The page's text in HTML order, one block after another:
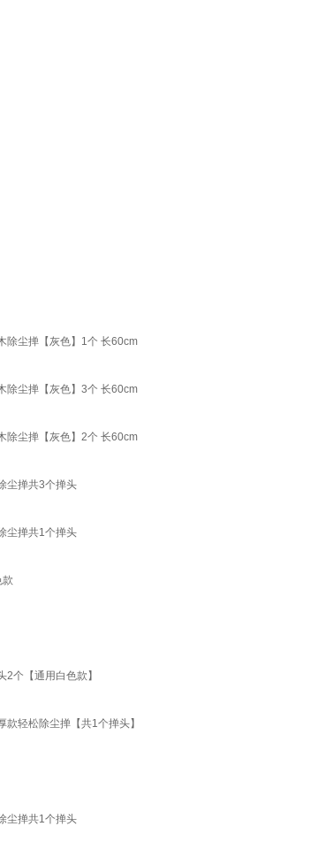
除尘掸【灰色】1个 长60cm
除尘掸【灰色】3个 长60cm
除尘掸【灰色】2个 长60cm
尘掸共3个掸头
尘掸共1个掸头
个【通用白色款】
轻松除尘掸【共1个掸头】
尘掸共1个掸头